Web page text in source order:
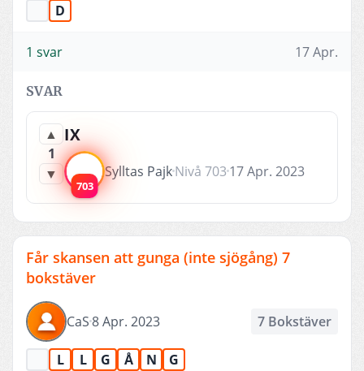
D
1 svar 17 Apr.
SVAR
▲
1
▼
IX
703
Sylltas PajkNivå 703 17 Apr. 2023
Får skansen att gunga (inte sjögång) 7
bokstäver
CaS8 Apr. 2023 7 Bokstäver
L L G Å N G